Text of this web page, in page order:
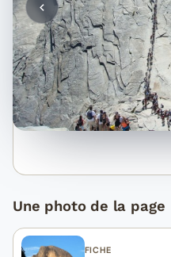
Une photo de la page
FICHE